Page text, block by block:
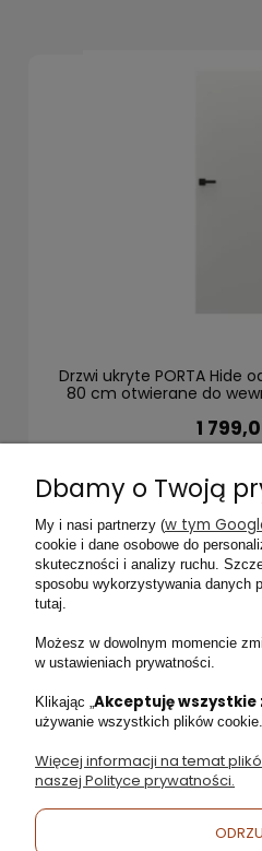
Drzwi ukryte PORTA Hide
80 cm otwierane do
1
DO
Dbamy o Twoją
My i nasi partnerzy (w tym
cookie i dane osobowe do
skuteczności i analizy ruchu.
sposobu wykorzystywania danych
tutaj.
Możesz w dowolnym momencie
w ustawieniach prywatności.
Klikając „Akceptuję wszystkie
używanie wszystkich plików cookie.
Więcej informacji na temat
naszej Polityce prywatności.